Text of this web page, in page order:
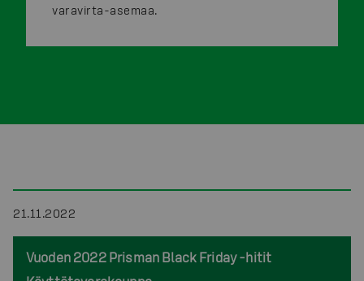
varavirta-asemaa.
21.11.2022
Vuoden 2022 Prisman Black Friday -hitit